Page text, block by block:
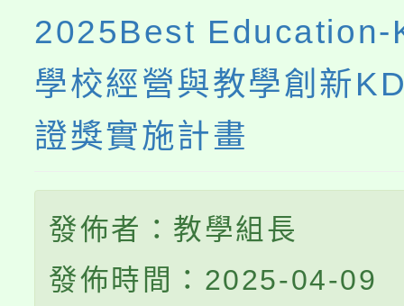
2025Best Education-
學校經營與教學創新
證獎實施計畫
發佈者：教學組長
發佈時間：2025-04-09